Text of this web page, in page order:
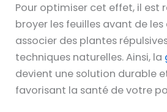
Pour optimiser cet effet, il est
broyer les feuilles avant de les
associer des plantes
techniques naturelles. Ainsi, la
devient une solution durable
favorisant la santé de votre